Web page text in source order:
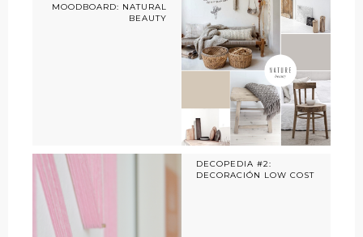
MOODBOARD: NATURAL
BEAUTY
DECOPEDIA #2:
DECORACIÓN LOW COST